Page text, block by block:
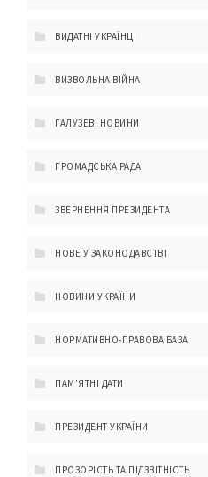
ВИДАТНІ УКРАЇНЦІ
ВИЗВОЛЬНА ВІЙНА
ГАЛУЗЕВІ НОВИНИ
ГРОМАДСЬКА РАДА
ЗВЕРНЕННЯ ПРЕЗИДЕНТА
НОВЕ У ЗАКОНОДАВСТВІ
НОВИНИ УКРАЇНИ
НОРМАТИВНО-ПРАВОВА БАЗА
ПАМ'ЯТНІ ДАТИ
ПРЕЗИДЕНТ УКРАЇНИ
ПРОЗОРІСТЬ ТА ПІДЗВІТНІСТЬ